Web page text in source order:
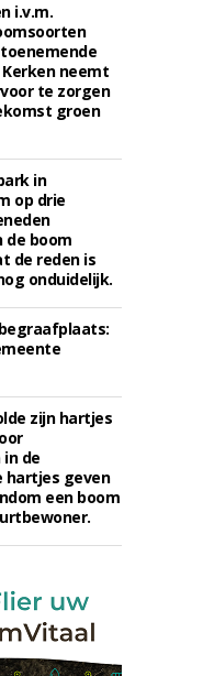
i.v.m.
neemt
te zorgen
groen
in
op drie
de boom
de reden is
onduidelijk.
zijn hartjes
de
hartjes geven
een boom